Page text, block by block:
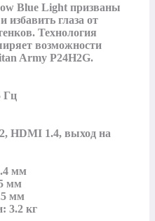
Blue Light призваны
избавить глаза от
Технология
возможности
Army P24H2G.
Гц
HDMI 1.4, выход на
мм
мм
мм
3.2 кг